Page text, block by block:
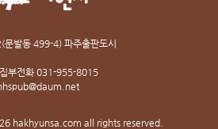
발동 499-4) 파주출판도시
부전화 031-955-8015
hakhyunsa.com all rights reserved.